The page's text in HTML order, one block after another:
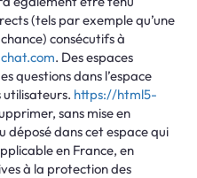
(tels par exemple qu’une
consécutifs à
. Des espaces
questions dans l’espace
utilisateurs. https://html5-
sans mise en
dans cet espace qui
en France, en
à la protection des